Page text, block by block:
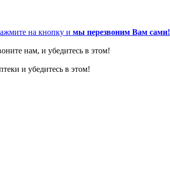
на кнопку и мы перезвоним Вам сами!
нам, и убедитесь в этом!
и убедитесь в этом!